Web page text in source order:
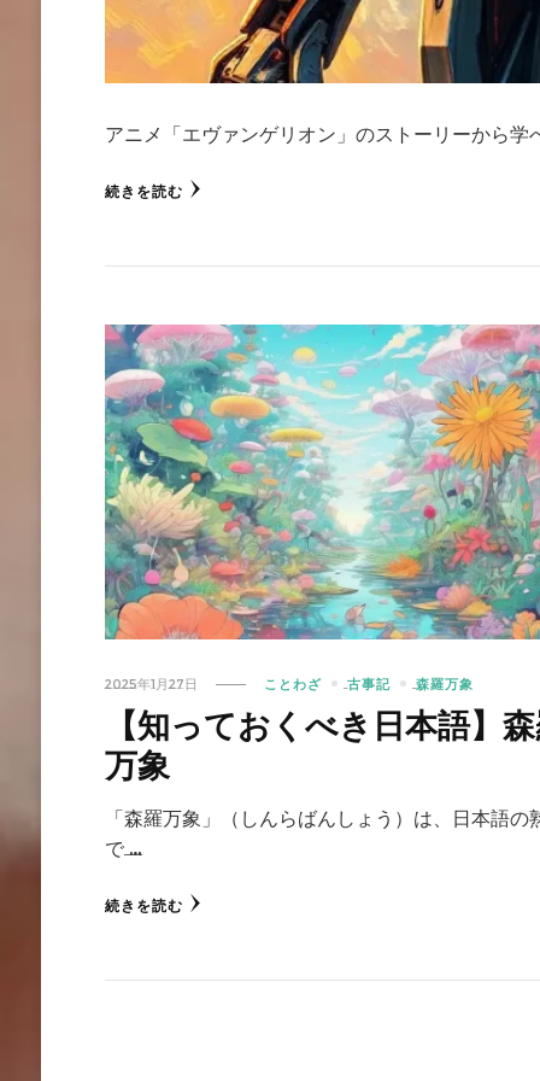
アニメ「エヴァンゲリオン」のストーリーから学
続きを読む
2025年1月27日 ことわざ 古事記 森羅万象
【知っておくべき日本語】
万象
「森羅万象」（しんらばんしょう）は、日本語の
で …
続きを読む